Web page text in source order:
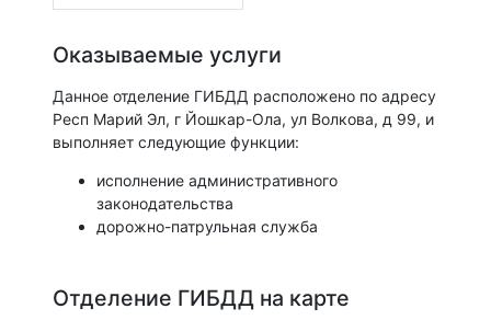
Оказываемые услуги
Данное отделение ГИБДД расположено по адресу
Респ Марий Эл, г Йошкар-Ола, ул Волкова, д 99, и
выполняет следующие функции:
исполнение административного
законодательства
дорожно-патрульная служба
Отделение ГИБДД на карте